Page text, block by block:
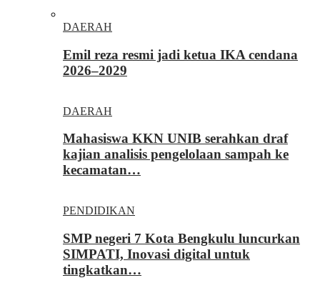
DAERAH
Emil reza resmi jadi ketua IKA cendana
2026–2029
DAERAH
Mahasiswa KKN UNIB serahkan draf
kajian analisis pengelolaan sampah ke
kecamatan…
PENDIDIKAN
SMP negeri 7 Kota Bengkulu luncurkan
SIMPATI, Inovasi digital untuk
tingkatkan…